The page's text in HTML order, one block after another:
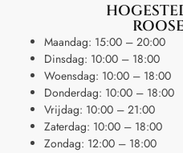
Maandag: 15:00 – 20:00
Dinsdag: 10:00 – 18:00
Woensdag: 10:00 – 18:00
Donderdag: 10:00 – 18:00
Vrijdag: 10:00 – 21:00
Zaterdag: 10:00 – 18:00
Zondag: 12:00 – 18:00